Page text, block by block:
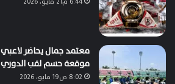
معتمد جمال يحاضر لاعبي
موقعة حسم لقب الدوري
8:02 ص19 مايو، 2026